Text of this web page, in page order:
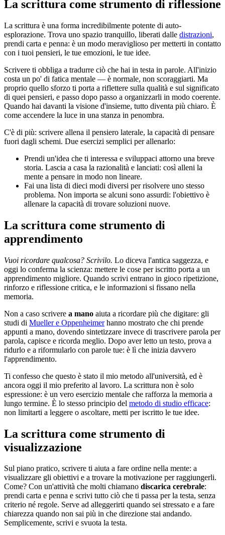
La scrittura come strumento di riflessione
La scrittura è una forma incredibilmente potente di auto-
esplorazione. Trova uno spazio tranquillo, liberati dalle distrazioni,
prendi carta e penna: è un modo meraviglioso per metterti in contatto
con i tuoi pensieri, le tue emozioni, le tue idee.
Scrivere ti obbliga a tradurre ciò che hai in testa in parole. All'inizio
costa un po' di fatica mentale — è normale, non scoraggiarti. Ma
proprio quello sforzo ti porta a riflettere sulla qualità e sul significato
di quei pensieri, e passo dopo passo a organizzarli in modo coerente.
Quando hai davanti la visione d'insieme, tutto diventa più chiaro. È
come accendere la luce in una stanza in penombra.
C'è di più: scrivere allena il pensiero laterale, la capacità di pensare
fuori dagli schemi. Due esercizi semplici per allenarlo:
Prendi un'idea che ti interessa e sviluppaci attorno una breve
storia. Lascia a casa la razionalità e lanciati: così alleni la
mente a pensare in modo non lineare.
Fai una lista di dieci modi diversi per risolvere uno stesso
problema. Non importa se alcuni sono assurdi: l'obiettivo è
allenare la capacità di trovare soluzioni nuove.
La scrittura come strumento di
apprendimento
Vuoi ricordare qualcosa? Scrivilo. Lo diceva l'antica saggezza, e
oggi lo conferma la scienza: mettere le cose per iscritto porta a un
apprendimento migliore. Quando scrivi entrano in gioco ripetizione,
rinforzo e riflessione critica, e le informazioni si fissano nella
memoria.
Non a caso scrivere a mano aiuta a ricordare più che digitare: gli
studi di Mueller e Oppenheimerhanno mostrato che chi prende
appunti a mano, dovendo sintetizzare invece di trascrivere parola per
parola, capisce e ricorda meglio. Dopo aver letto un testo, prova a
ridurlo e a riformularlo con parole tue: è lì che inizia davvero
l'apprendimento.
Ti confesso che questo è stato il mio metodo all'università, ed è
ancora oggi il mio preferito al lavoro. La scrittura non è solo
espressione: è un vero esercizio mentale che rafforza la memoria a
lungo termine. È lo stesso principio del metodo di studio efficace:
non limitarti a leggere o ascoltare, metti per iscritto le tue idee.
La scrittura come strumento di
visualizzazione
Sul piano pratico, scrivere ti aiuta a fare ordine nella mente: a
visualizzare gli obiettivi e a trovare la motivazione per raggiungerli.
Come? Con un'attività che molti chiamano discarica cerebrale:
prendi carta e penna e scrivi tutto ciò che ti passa per la testa, senza
criterio né regole. Serve ad alleggerirti quando sei stressato e a fare
chiarezza quando non sai più in che direzione stai andando.
Semplicemente, scrivi e svuota la testa.